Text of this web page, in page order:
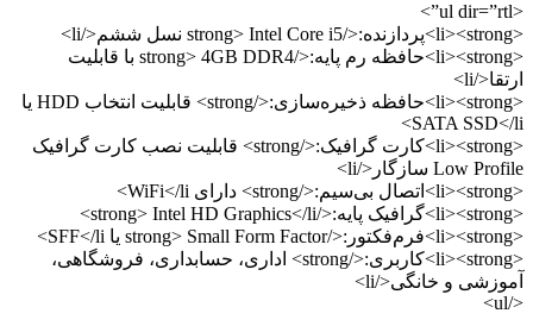
<ul dir=”rtl”>
<li><strong>پردازنده:</strong> Intel Core i5 نسل ششم</li>
<li><strong>حافظه رم پایه:</strong> 4GB DDR4 با قابلیت
ارتقا</li>
<li><strong>حافظه ذخیره‌سازی:</strong> قابلیت انتخاب HDD یا
SATA SSD</li>
<li><strong>کارت گرافیک:</strong> قابلیت نصب کارت گرافیک
Low Profile سازگار</li>
<li><strong>اتصال بی‌سیم:</strong> دارای WiFi</li>
<li><strong>گرافیک پایه:</strong> Intel HD Graphics</li>
<li><strong>فرم‌فکتور:</strong> Small Form Factor یا SFF</li>
<li><strong>کاربری:</strong> اداری، حسابداری، فروشگاهی،
آموزشی و خانگی</li>
</ul>